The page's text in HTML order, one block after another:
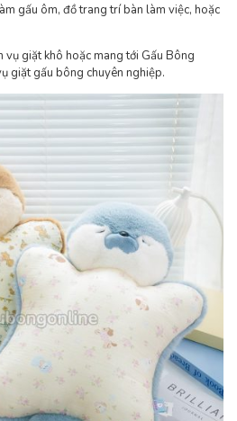
gấu ôm, đồ trang trí bàn làm việc, hoặc
vụ giặt khô hoặc mang tới Gấu Bông
giặt gấu bông chuyên nghiệp.